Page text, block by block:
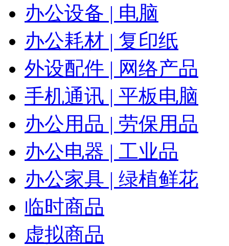
办公设备 | 电脑
办公耗材 | 复印纸
外设配件 | 网络产品
手机通讯 | 平板电脑
办公用品 | 劳保用品
办公电器 | 工业品
办公家具 | 绿植鲜花
临时商品
虚拟商品